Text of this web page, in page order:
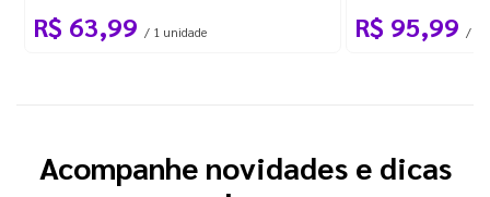
R$ 63,99 / 1 unidade R$ 95,99 / 10
Acompanhe novidades e dicas